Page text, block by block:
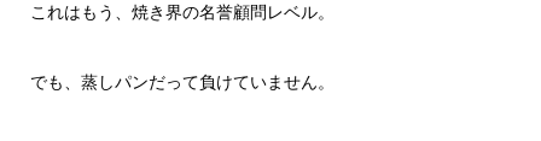
これはもう、焼き界の名誉顧問レベル。
でも、蒸しパンだって負けていません。